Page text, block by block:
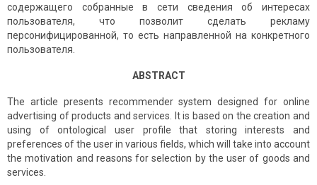
содержащего собранные в сети сведения об интересах
пользователя, что позволит сделать рекламу
персонифицированной, то есть направленной на конкретного
пользователя.
ABSTRACT
The article presents recommender system designed for online
advertising of products and services. It is based on the creation and
using of ontological user profile that storing interests and
preferences of the user in various fields, which will take into account
the motivation and reasons for selection by the user of goods and
services.